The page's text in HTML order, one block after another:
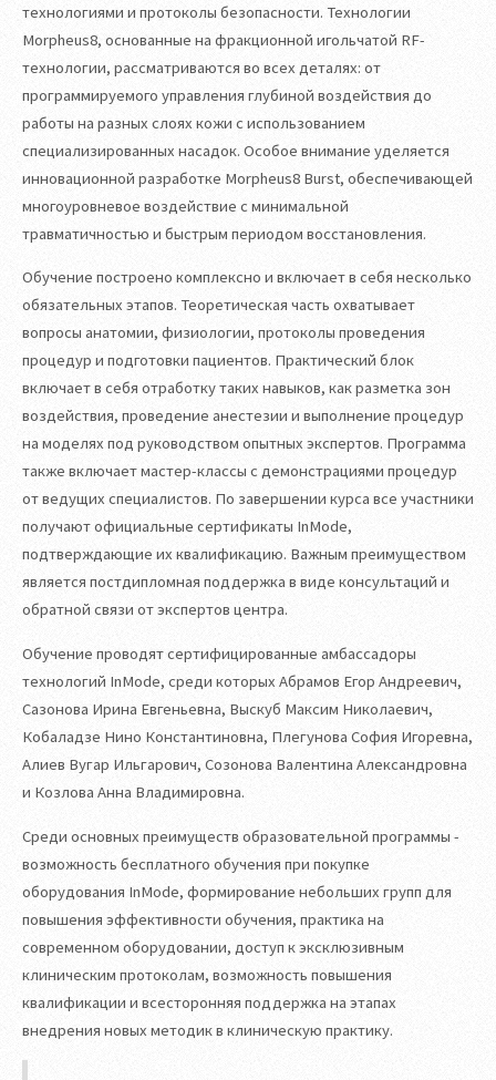
технологиями и протоколы безопасности. Технологии
Morpheus8, основанные на фракционной игольчатой RF-
технологии, рассматриваются во всех деталях: от
программируемого управления глубиной воздействия до
работы на разных слоях кожи с использованием
специализированных насадок. Особое внимание уделяется
инновационной разработке Morpheus8 Burst, обеспечивающей
многоуровневое воздействие с минимальной
травматичностью и быстрым периодом восстановления.
Обучение построено комплексно и включает в себя несколько
обязательных этапов. Теоретическая часть охватывает
вопросы анатомии, физиологии, протоколы проведения
процедур и подготовки пациентов. Практический блок
включает в себя отработку таких навыков, как разметка зон
воздействия, проведение анестезии и выполнение процедур
на моделях под руководством опытных экспертов. Программа
также включает мастер-классы с демонстрациями процедур
от ведущих специалистов. По завершении курса все участники
получают официальные сертификаты InMode,
подтверждающие их квалификацию. Важным преимуществом
является постдипломная поддержка в виде консультаций и
обратной связи от экспертов центра.
Обучение проводят сертифицированные амбассадоры
технологий InMode, среди которых Абрамов Егор Андреевич,
Сазонова Ирина Евгеньевна, Выскуб Максим Николаевич,
Кобаладзе Нино Константиновна, Плегунова София Игоревна,
Алиев Вугар Ильгарович, Созонова Валентина Александровна
и Козлова Анна Владимировна.
Среди основных преимуществ образовательной программы -
возможность бесплатного обучения при покупке
оборудования InMode, формирование небольших групп для
повышения эффективности обучения, практика на
современном оборудовании, доступ к эксклюзивным
клиническим протоколам, возможность повышения
квалификации и всесторонняя поддержка на этапах
внедрения новых методик в клиническую практику.